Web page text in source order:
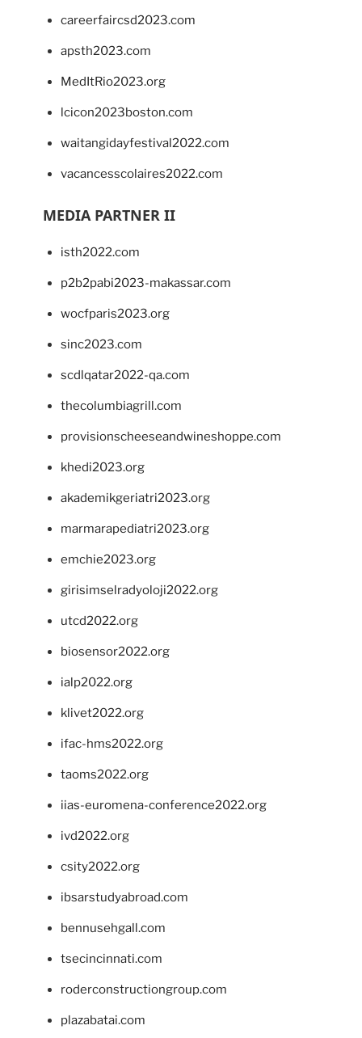
careerfaircsd2023.com
apsth2023.com
MedItRio2023.org
lcicon2023boston.com
waitangidayfestival2022.com
vacancesscolaires2022.com
MEDIA PARTNER II
isth2022.com
p2b2pabi2023-makassar.com
wocfparis2023.org
sinc2023.com
scdlqatar2022-qa.com
thecolumbiagrill.com
provisionscheeseandwineshoppe.com
khedi2023.org
akademikgeriatri2023.org
marmarapediatri2023.org
emchie2023.org
girisimselradyoloji2022.org
utcd2022.org
biosensor2022.org
ialp2022.org
klivet2022.org
ifac-hms2022.org
taoms2022.org
iias-euromena-conference2022.org
ivd2022.org
csity2022.org
ibsarstudyabroad.com
bennusehgall.com
tsecincinnati.com
roderconstructiongroup.com
plazabatai.com